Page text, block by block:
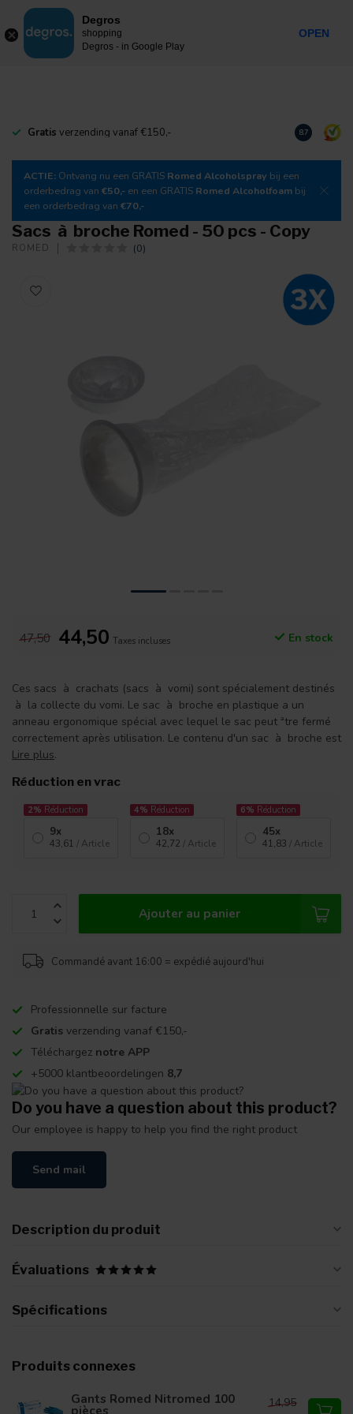
MENU
Gratis verzending vanaf €150,- Téléchargez
8.7
ACTIE: Ontvang nu een GRATIS Romed Alcoholspray bij een
orderbedrag van €50,- en een GRATIS Romed Alcoholfoam bij
een orderbedrag van €70,-
Sacs à broche Romed - 50 pcs - Copy
ROMED (0)
47,50 44,50 Taxes incluses En stock
Ces sacs à crachats (sacs à vomi) sont spécialement destinés
à la collecte du vomi. Le sac à broche en plastique a un
anneau ergonomique spécial avec lequel le sac peut ªtre fermé
correctement après utilisation. Le contenu d'un sac à broche est
Lire plus.
Réduction en vrac
2% Réduction
9x
43,61 / Article
4% Réduction
18x
42,72 / Article
6% Réduction
45x
41,83 / Article
Ajouter au panier
Commandé avant 16:00 = expédié aujourd'hui
Professionnelle sur facture
Gratis verzending vanaf €150,-
Téléchargez notre APP
+5000 klantbeoordelingen 8,7
Do you have a question about this product?
Our employee is happy to help you find the right product
Send mail
Description du produit
Évaluations
Spécifications
Produits connexes
Gants Romed Nitromed 100
pièces
14,95
Degros
shopping
Degros - in Google Play
OPEN